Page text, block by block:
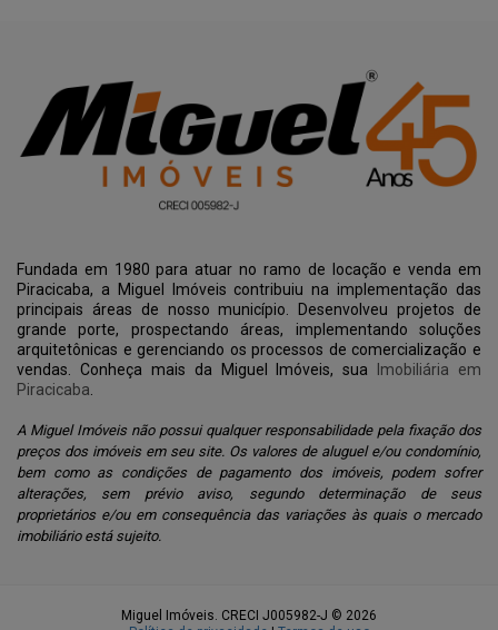
Fundada em 1980 para atuar no ramo de locação e venda em
Piracicaba, a Miguel Imóveis contribuiu na implementação das
principais áreas de nosso município. Desenvolveu projetos de
grande porte, prospectando áreas, implementando soluções
arquitetônicas e gerenciando os processos de comercialização e
vendas. Conheça mais da Miguel Imóveis, sua
Imobiliária em
Piracicaba
A Miguel Imóveis não possui qualquer responsabilidade pela fixação dos
preços dos imóveis em seu site. Os valores de aluguel e/ou condomínio,
bem como as condições de pagamento dos imóveis, podem sofrer
alterações, sem prévio aviso, segundo determinação de seus
proprietários e/ou em consequência das variações às quais o mercado
imobiliário está sujeito.
Miguel Imóveis. CRECI J005982-J © 2026